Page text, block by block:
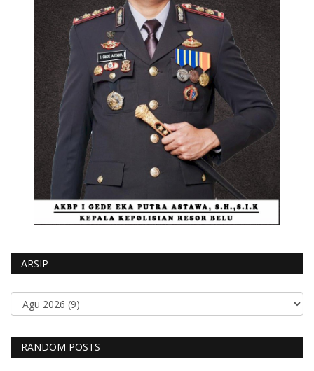
ARSIP
RANDOM POSTS